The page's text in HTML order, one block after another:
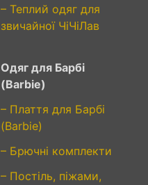
– Теплий одяг для
звичайної ЧіЧіЛав
Одяг для Барбі
(Barbie)
– Плаття для Барбі
(Barbie)
– Брючні комплекти
– Постіль, піжами,